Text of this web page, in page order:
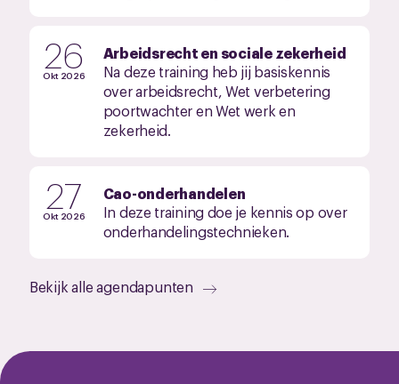
26
Okt 2026
Arbeidsrecht en sociale zekerheid
Na deze training heb jij basiskennis
over arbeidsrecht, Wet verbetering
poortwachter en Wet werk en
zekerheid.
27
Okt 2026
Cao-onderhandelen
In deze training doe je kennis op over
onderhandelingstechnieken.
Bekijk alle agendapunten